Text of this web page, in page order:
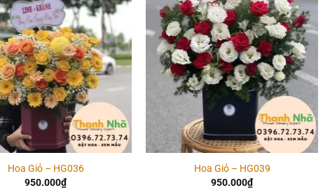
Hoa Giỏ – HG036
950.000₫
Hoa Giỏ – HG039
950.000₫